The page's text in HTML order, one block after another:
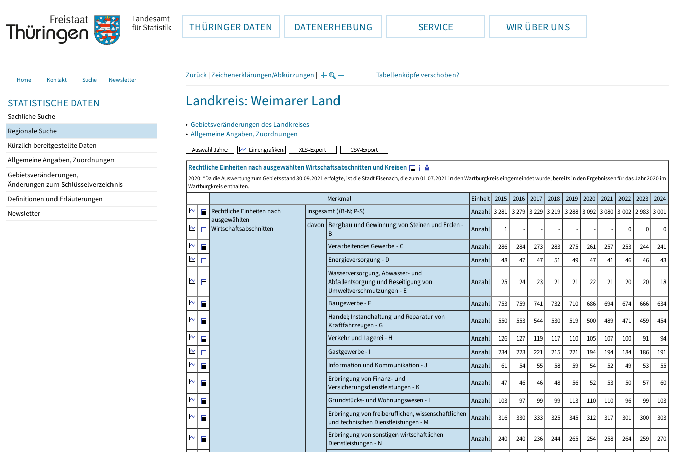
THÜRINGER DATEN DATENERHEBUNG SERVICE WIR ÜBER UNS
Home Kontakt Suche Newsletter
STATISTISCHE DATEN
Sachliche Suche
Regionale Suche
Kürzlich bereitgestellte Daten
Allgemeine Angaben, Zuordnungen
Gebietsveränderungen,
Änderungen zum Schlüsselverzeichnis
Definitionen und Erläuterungen
Newsletter
Zurück | Zeichenerklärungen/Abkürzungen | Tabellenköpfe verschoben?
Landkreis: Weimarer Land
▸ Gebietsveränderungen des Landkreises
▸ Allgemeine Angaben, Zuordnungen
Rechtliche Einheiten nach ausgewählten Wirtschaftsabschnitten und Kreisen
2020: *Da die Auswertung zum Gebietsstand 30.09.2021 erfolgte, ist die Stadt Eisenach, die zum 01.07.2021 in den Wartburgkreis eingemeindet wurde, bereits in den Ergebnissen für das Jahr 2020 im
Wartburgkreis enthalten.
Merkmal Einheit 2015 2016 2017 2018 2019 2020 2021 2022 2023
2024
Rechtliche Einheiten nach
ausgewählten
Wirtschaftsabschnitten
insgesamt ((B-N; P-S) Anzahl 3 281 3 279 3 229 3 219 3 288 3 092 3 080 3 002 2 983 3 001
davon Bergbau und Gewinnung von Steinen und Erden -
B
Anzahl 1 - - - - - - 0 0
0
Verarbeitendes Gewerbe - C
Anzahl 286 284 273 283 275 261 257 253 244
241
Energieversorgung - D
Anzahl 48 47 47 51 49 47 41 46 46
43
Wasserversorgung, Abwasser- und
Abfallentsorgung und Beseitigung von
Umweltverschmutzungen - E
Anzahl 25 24 23 21 21 22 21 20 20 18
Baugewerbe - F Anzahl 753 759 741 732 710 686 694 674 666
634
Handel; Instandhaltung und Reparatur von
Kraftfahrzeugen - G
Anzahl 550 553 544 530 519 500 489 471 459
454
Verkehr und Lagerei - H
Anzahl 126 127 119 117 110 105 107 100 91
94
Gastgewerbe - I
Anzahl 234 223 221 215 221 194 194 184 186
191
Information und Kommunikation - J
Anzahl 61 54 55 58 59 54 52 49 53
55
Erbringung von Finanz- und
Versicherungsdienstleistungen - K
Anzahl 47 46 46 48 56 52 53 50 57
60
Grundstücks- und Wohnungswesen - L
Anzahl 103 97 99 99 113 110 110 96 99
103
Erbringung von freiberuflichen, wissenschaftlichen
und technischen Dienstleistungen - M
Anzahl 316 330 333 325 345 312 317 301 300
303
Erbringung von sonstigen wirtschaftlichen
Dienstleistungen - N
Anzahl 240 240 236 244 265 254 258 264 259
270